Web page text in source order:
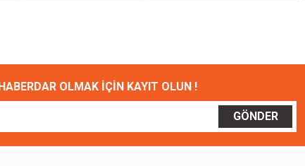
OLMAK İÇİN KAYIT OLUN !
GÖNDER